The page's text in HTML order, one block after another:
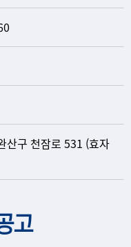
산구 천잠로 531 (효자
고